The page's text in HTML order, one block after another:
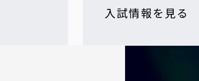
入試情報を見る